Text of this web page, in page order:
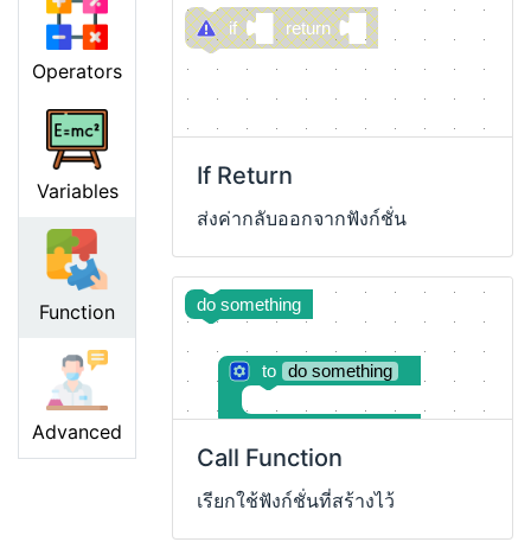
Operators
Variables
Function
Advanced
if return
If Return
ส่งค่ากลับออกจากฟังก์ชั่น
do something
to do something
Call Function
เรียกใช้ฟังก์ชั่นที่สร้างไว้